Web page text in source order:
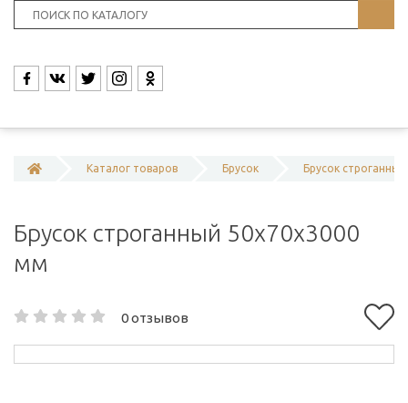
Каталог товаров Брусок Брусок строганный
Брусок строганный 50x70x3000
мм
0 отзывов